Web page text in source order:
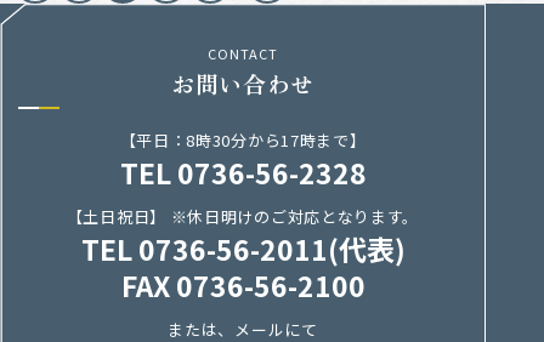
CONTACT
お問い合わせ
【平日：8時30分から17時まで】
TEL 0736-56-2328
【土日祝日】 ※休日明けのご対応となります。
TEL 0736-56-2011(代表)
FAX 0736-56-2100
または、メールにて